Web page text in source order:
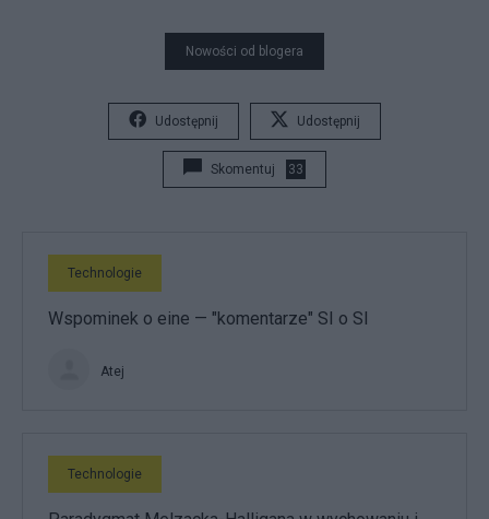
Nowości od blogera
Udostępnij Udostępnij
Skomentuj 33
Technologie
Wspominek o eine — "komentarze" SI o SI
Atej
Technologie